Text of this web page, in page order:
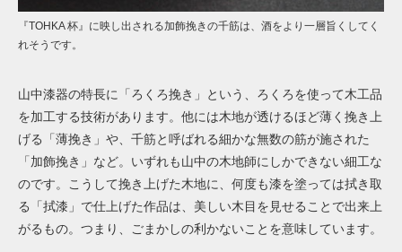
『TOHKA 杯』に映し出される加飾挽きの千筋は、酒をより一層旨くしてく
れそうです。
山中漆器の特長に「ろくろ挽き」という、ろくろを使って木工品
を加工する技術があります。他には木地が透けるほど薄く挽き上
げる「薄挽き」や、千筋と呼ばれる細かな無数の筋が施された
「加飾挽き」など。いずれも山中の木地師にしかできない細工な
のです。こうして挽き上げた木地に、何度も漆を塗っては拭き取
る「拭漆」で仕上げた作品は、美しい木目を見せることで出来上
がるもの。つまり、ごまかしの利かないことを意味しています。